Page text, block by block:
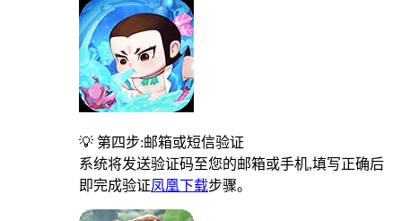
💡 第四步:邮箱或短信验证
系统将发送验证码至您的邮箱或手机,填写正确后
即完成验证凤凰下载步骤。